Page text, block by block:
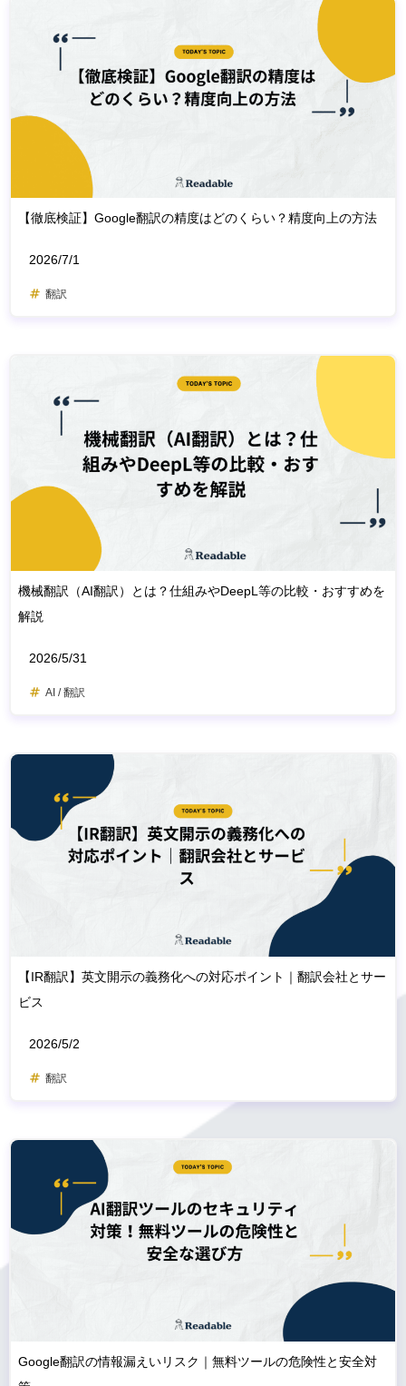
【徹底検証】Google翻訳の精度はどのくらい？精度向上の方法
2026/7/1
翻訳
機械翻訳（AI翻訳）とは？仕組みやDeepL等の比較・おすすめを
解説
2026/5/31
AI /翻訳
【IR翻訳】英文開示の義務化への対応ポイント｜翻訳会社とサー
ビス
2026/5/2
翻訳
Google翻訳の情報漏えいリスク｜無料ツールの危険性と安全対